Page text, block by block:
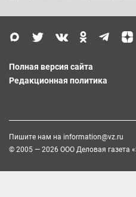
Полная версия сайта
Редакционная политика
Пишите нам на information@vz.ru
© 2005 — 2026 ООО Деловая газета